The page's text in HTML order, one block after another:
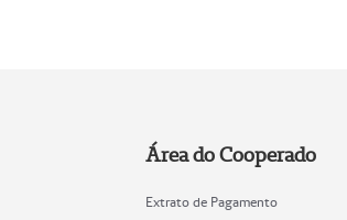
Área do Cooperado
Extrato de Pagamento